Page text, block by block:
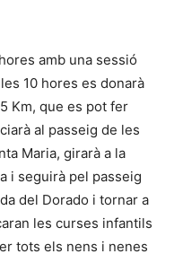
amb una sessió
10 hores es donarà
Km, que es pot fer
al passeig de les
Maria, girarà a la
i seguirà pel passeig
del Dorado i tornar a
les curses infantils
tots els nens i nenes